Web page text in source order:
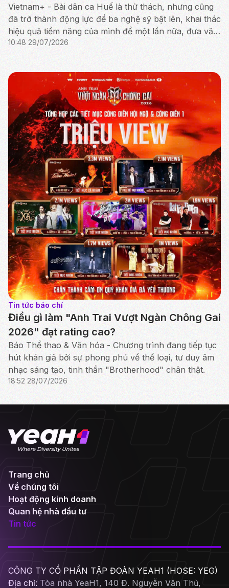
Vietnam+ - Bài dân ca Huế là thử thách, nhưng cũng
đã trở thành động lực để ba nghệ sỹ bật lên, khai thác
hiệu quả tiềm năng của mình để một lần nữa, đưa văn
hóa truyền thống tỏa sáng rực rỡ.
10:48 29/07/2026
Tin tức báo chí
Điều gì làm "Anh Trai Vượt Ngàn Chông Gai
2026" đạt rating cao?
Báo Thể thao & Văn hóa - Chương trình đang tiếp tục
hút khán giả bởi sự phong phú về thể loại, tư duy âm
nhạc sáng tạo, tinh thần "Brotherhood" chân thật.
18:52 28/07/2026
Trang chủ
Về chúng tôi
Hoạt động kinh doanh
Quan hệ nhà đầu tư
Tin tức
CÔNG TY CỔ PHẦN TẬP ĐOÀN YEAH1 (HOSE: YEG)
Địa chỉ: Tòa nhà YeaH1, 140 Đ. Nguyễn Văn Thủ,